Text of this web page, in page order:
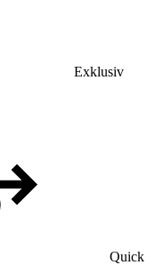
Exklusiv
Quick